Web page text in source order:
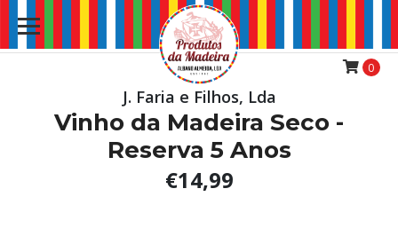
0
J. Faria e Filhos, Lda
Vinho da Madeira Seco -
Reserva 5 Anos
€14,99